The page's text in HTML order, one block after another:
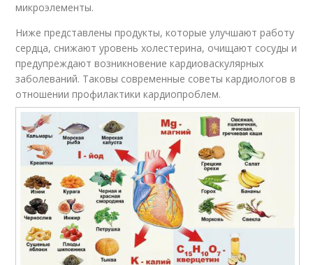
микроэлементы.
Ниже представлены продукты, которые улучшают работу
сердца, снижают уровень холестерина, очищают сосуды и
предупреждают возникновение кардиоваскулярных
заболеваний. Таковы современные советы кардиологов в
отношении профилактики кардиопроблем.